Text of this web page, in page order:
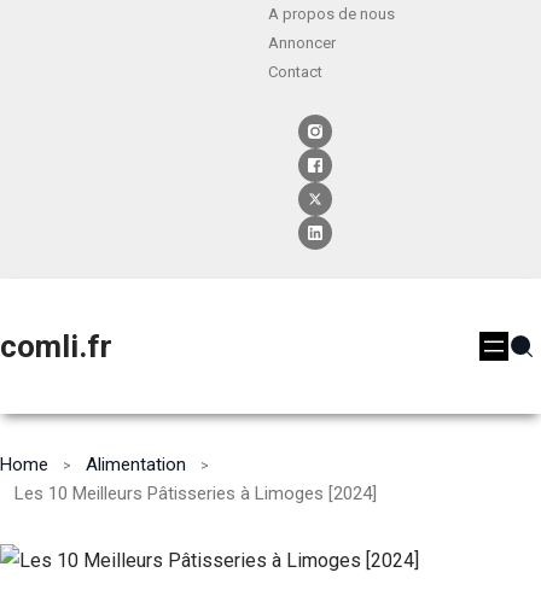
A propos de nous
Annoncer
Contact
comli.fr
Home
Alimentation
Les 10 Meilleurs Pâtisseries à Limoges [2024]